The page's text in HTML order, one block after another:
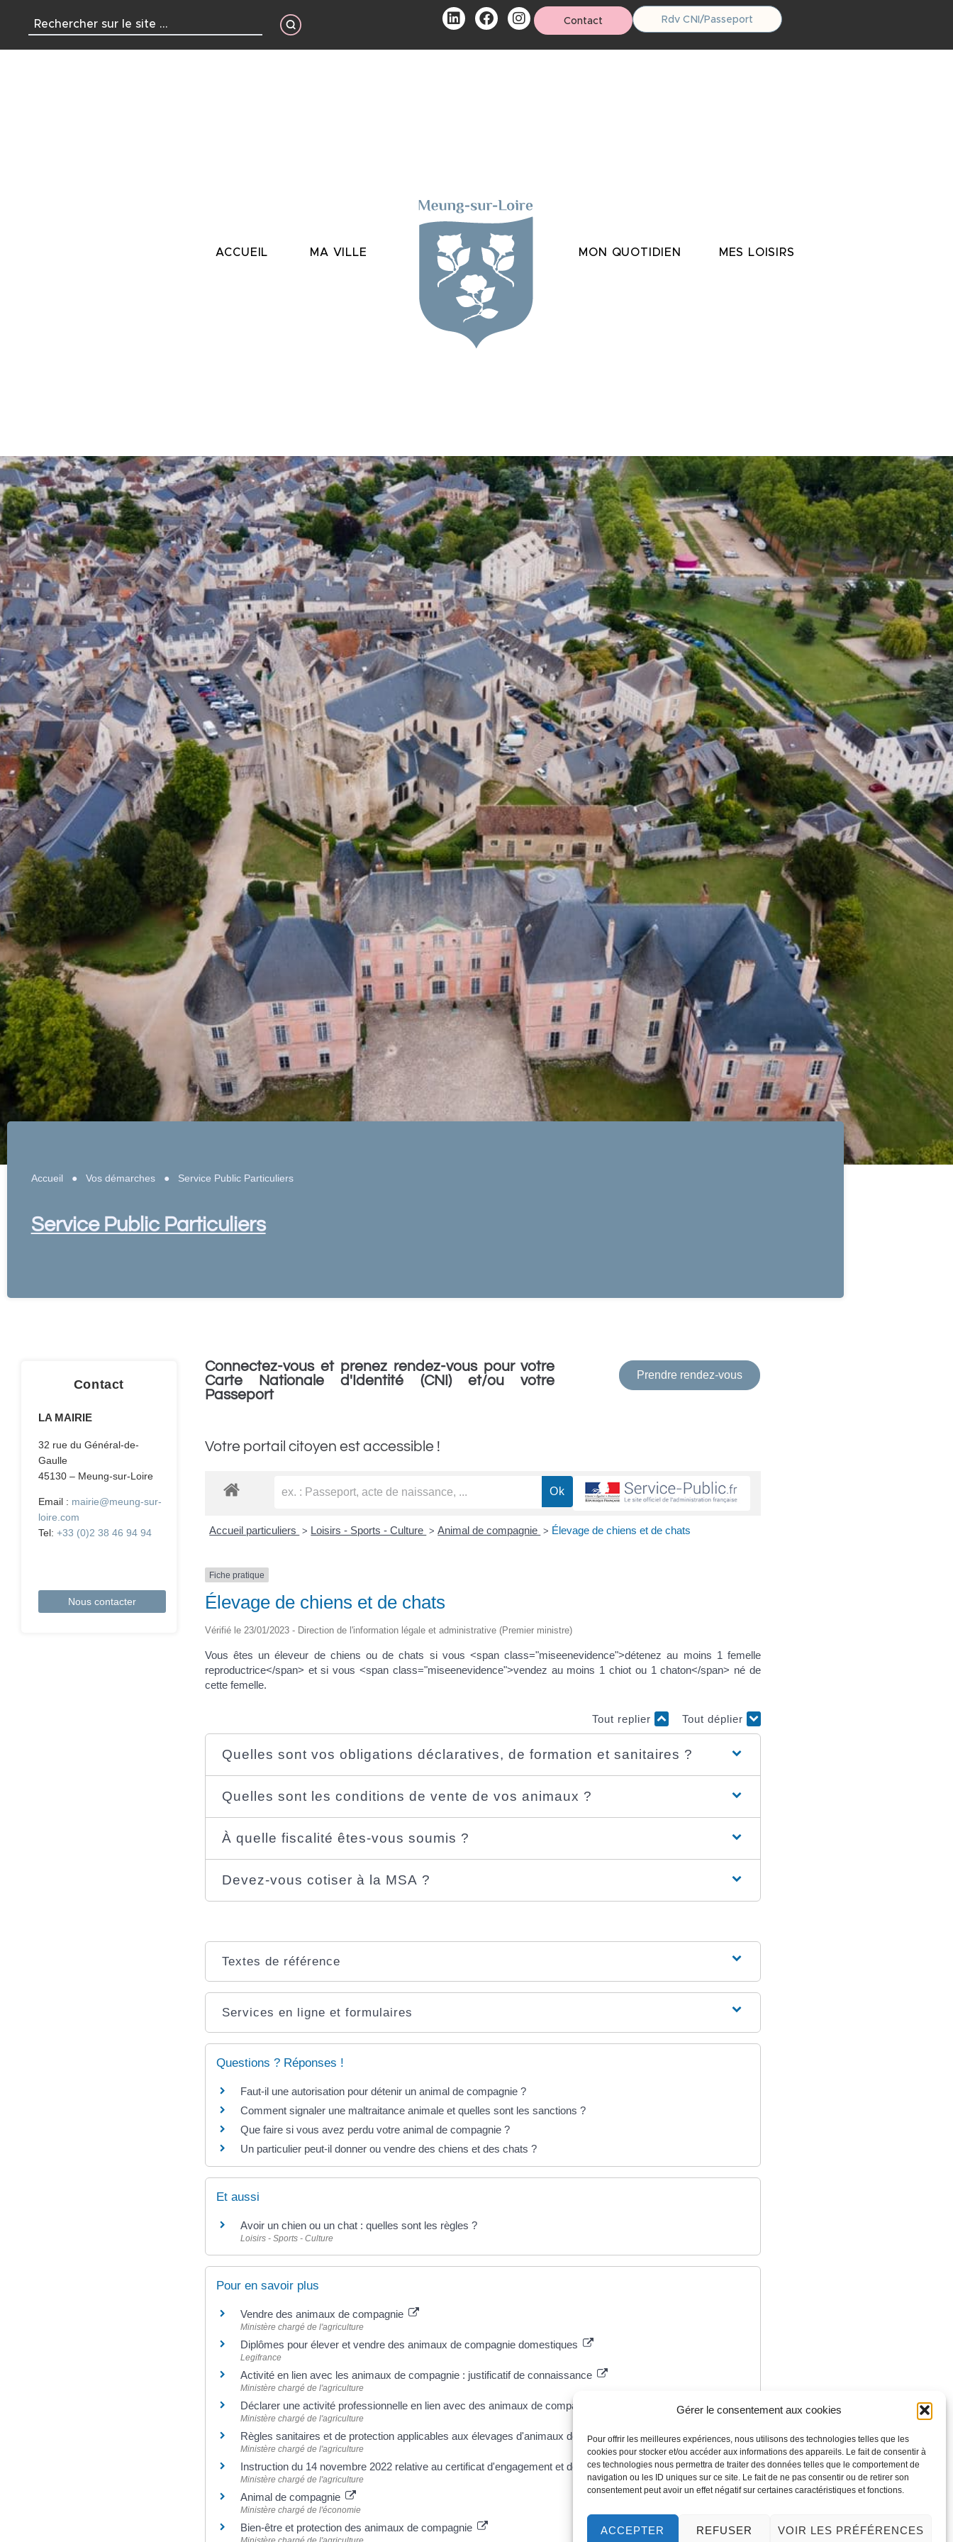
Gérer le consentement aux cookies
Pour offrir les meilleures expériences, nous utilisons des technologies telles que les
cookies pour stocker et/ou accéder aux informations des appareils. Le fait de consentir à
ces technologies nous permettra de traiter des données telles que le comportement de
navigation ou les ID uniques sur ce site. Le fait de ne pas consentir ou de retirer son
consentement peut avoir un effet négatif sur certaines caractéristiques et fonctions.
ACCEPTER REFUSER VOIR LES PRÉFÉRENCES
principal
Contact Rdv CNI/Passeport
ACCUEIL MA VILLE MON QUOTIDIEN MES LOISIRS
Accueil ● Vos démarches● Service Public Particuliers
Service Public Particuliers
Contact
LA MAIRIE
32 rue du Général-de-
Gaulle
45130 – Meung-sur-Loire
Email : mairie@meung-sur-
loire.com
Tel:+33 (0)2 38 46 94 94
Nous contacter
Connectez-vous et prenez rendez-vous pour votre
Carte Nationale d'Identité (CNI) et/ou votre
Passeport
Prendre rendez-vous
Votre portail citoyen est accessible !
Accueil particuliers > Loisirs - Sports - Culture > Animal de compagnie > Élevage de chiens et de chats
Fiche pratique
Élevage de chiens et de chats
Vérifié le 23/01/2023 - Direction de l'information légale et administrative (Premier ministre)
Vous êtes un éleveur de chiens ou de chats si vous <span class="miseenevidence">détenez au moins 1 femelle
reproductrice</span> et si vous <span class="miseenevidence">vendez au moins 1 chiot ou 1 chaton</span> né de
cette femelle.
Tout replier Tout déplier
Quelles sont vos obligations déclaratives, de formation et sanitaires ?
Quelles sont les conditions de vente de vos animaux ?
À quelle fiscalité êtes-vous soumis ?
Devez-vous cotiser à la MSA ?
Textes de référence
Services en ligne et formulaires
Questions ? Réponses !
Faut-il une autorisation pour détenir un animal de compagnie ?
Comment signaler une maltraitance animale et quelles sont les sanctions ?
Que faire si vous avez perdu votre animal de compagnie ?
Un particulier peut-il donner ou vendre des chiens et des chats ?
Et aussi
Avoir un chien ou un chat : quelles sont les règles ?
Loisirs - Sports - Culture
Pour en savoir plus
Vendre des animaux de compagnie
Ministère chargé de l'agriculture
Diplômes pour élever et vendre des animaux de compagnie domestiques
Legifrance
Activité en lien avec les animaux de compagnie : justificatif de connaissance
Ministère chargé de l'agriculture
Déclarer une activité professionnelle en lien avec des animaux de compagnie
Ministère chargé de l'agriculture
Règles sanitaires et de protection applicables aux élevages d'animaux domestiques de compagnie
Ministère chargé de l'agriculture
Instruction du 14 novembre 2022 relative au certificat d'engagement et de connaissance
Ministère chargé de l'agriculture
Animal de compagnie
Ministère chargé de l'économie
Bien-être et protection des animaux de compagnie